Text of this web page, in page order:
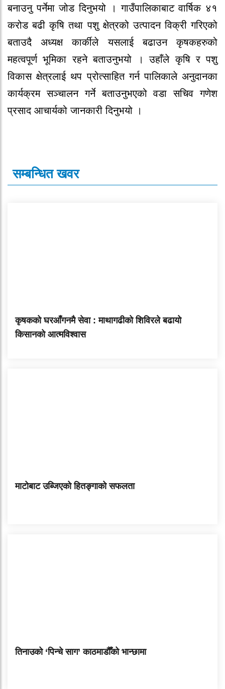
बनाउनु पर्नेमा जोड दिनुभयो । गाउँपालिकाबाट वार्षिक ४१
करोड बढी कृषि तथा पशु क्षेत्रको उत्पादन विक्री गरिएको
बताउदै अध्यक्ष कार्कीले यसलाई बढाउन कृषकहरुको
महत्वपूर्ण भूमिका रहने बताउनुभयो । उहाँले कृषि र पशु
विकास क्षेत्रलाई थप प्रोत्साहित गर्न पालिकाले अनुदानका
कार्यक्रम सञ्चालन गर्ने बताउनुभएको वडा सचिव गणेश
प्रसाद आचार्यको जानकारी दिनुभयो ।
सम्बन्धित खवर
कृषकको घरआँगनमै सेवा : माथागढीको शिविरले बढायो
किसानको आत्मविश्वास
माटोबाट उब्जिएको हितङ्गाको सफलता
तिनाउको ‘पिन्चे साग’ काठमाडौँको भान्छामा